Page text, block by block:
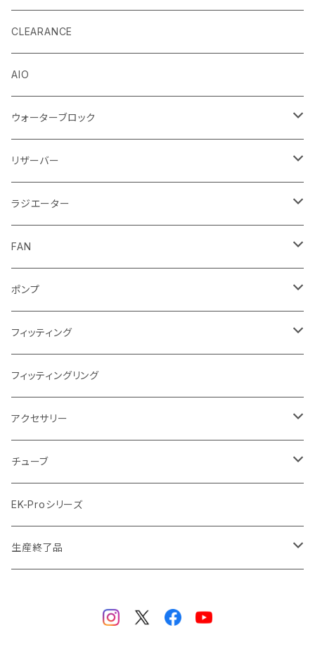
EK by LM Tek
Stealkey Customs (coming soon)
CLEARANCE
AIO
ウォーターブロック
CPUウォーターブロック
Intel
AMD
GPUウォーターブロック
NVIDIA
AMD
モノブロック
リザーバー
EK-RESチューブ（交換用）
EK-D5 Series
ディストロプレート
ラジエーター
ラジエーターサイズ240mm
ラジエーターサイズ280mm
ラジエーターサイズ360mm
ラジエーターサイズ420mm
ラジエーターサイズ480mm
ラジエーターサイズ560mm
FAN
FANサイズ120mm
FANサイズ140mm
ポンプ
ディストロプレート
フィッティング
ニッケル Nickel
サテンチタン SatinTitan
ブラック Black
ブラックニッケル BlackNickel
ゴールド Gold
フィッティングリング
アクセサリー
クーラント
マウスパッド
ツール
チューブ
材質
ハード（PETG）
サイズ（OD:外径 / ID:内径）
EK-Proシリーズ
生産終了品